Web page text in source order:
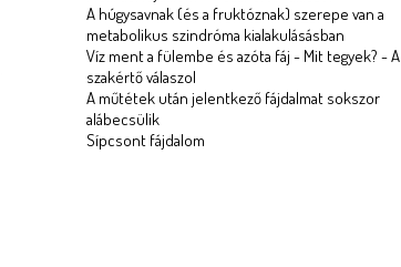
A húgysavnak (és a fruktóznak) szerepe van a
metabolikus szindróma kialakulásásban
Víz ment a fülembe és azóta fáj - Mit tegyek? - A
szakértő válaszol
A műtétek után jelentkező fájdalmat sokszor
alábecsülik
Sípcsont fájdalom